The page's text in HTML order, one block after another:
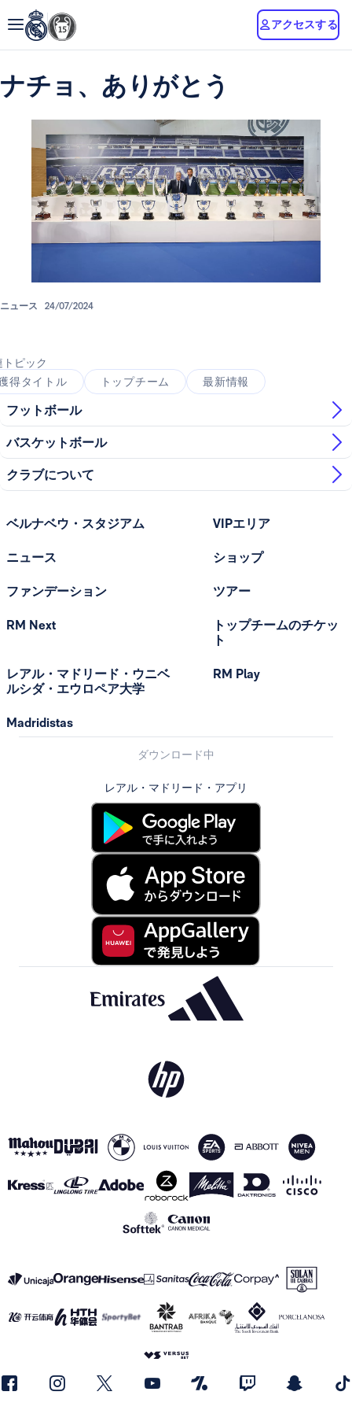
アクセスする
ナチョ、ありがとう
ニュース 24/07/2024
トピック
得タイトル
トップチーム 最新情報
フットボール
バスケットボール
クラブについて
ベルナベウ・スタジアム
ニュース
ファンデーション
RM Next
レアル・マドリード・ウニベ
ルシダ・エウロペア大学
Madridistas
VIPエリア
ショップ
ツアー
トップチームのチケッ
ト
RM Play
ダウンロード中
レアル・マドリード・アプリ